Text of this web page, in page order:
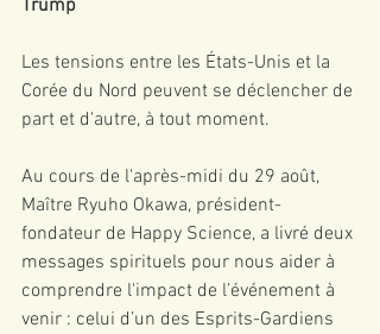
Trump
Les tensions entre les États-Unis et la
Corée du Nord peuvent se déclencher de
part et d'autre, à tout moment.
Au cours de l'après-midi du 29 août,
Maître Ryuho Okawa, président-
fondateur de Happy Science, a livré deux
messages spirituels pour nous aider à
comprendre l'impact de l’événement à
venir : celui d’un des Esprits-Gardiens